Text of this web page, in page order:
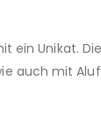
Unikat.
auch mit